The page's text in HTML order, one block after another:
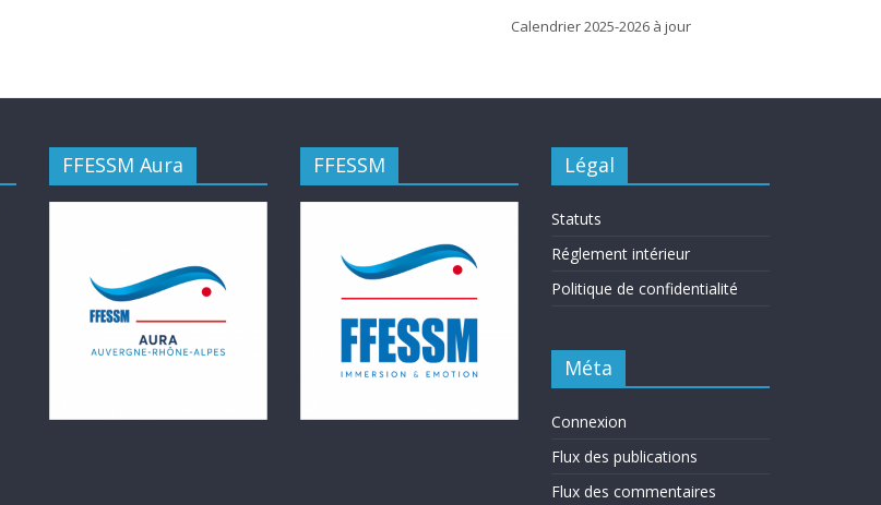
Calendrier 2025-2026 à jour
FFESSM Aura FFESSM Légal
Statuts
Réglement intérieur
Politique de confidentialité
Méta
Connexion
Flux des publications
Flux des commentaires